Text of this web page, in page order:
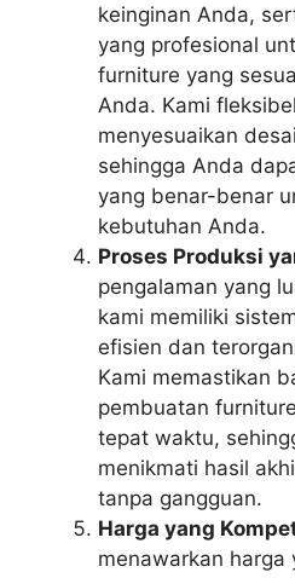
keinginan Anda,
yang profesional
furniture yang
Anda. Kami
menyesuaikan
sehingga Anda
yang benar-benar
kebutuhan Anda.
Proses Produksi
pengalaman yang
kami memiliki
efisien dan
Kami memastikan
pembuatan
tepat waktu,
menikmati hasil
tanpa gangguan.
Harga yang
menawarkan harga